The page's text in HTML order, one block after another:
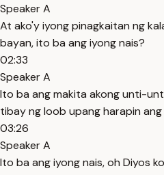
Speaker A
At ako'y iyong pinagkaitan ng
bayan, ito ba ang iyong nais?
02:33
Speaker A
Ito ba ang makita akong unti-
tibay ng loob upang harapin
03:26
Speaker A
Ito ba ang iyong nais, oh Diyos